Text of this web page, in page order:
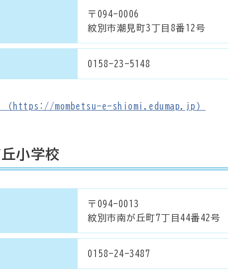
〒094-0006
紋別市潮見町3丁目8番12号
0158-23-5148
（https://mombetsu-e-shiomi.edumap.jp）
小学校
〒094-0013
紋別市南が丘町7丁目44番42号
0158-24-3487